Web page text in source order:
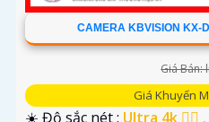
CAMERA KBVISION KX-
Giá Bán:
Giá Khuyến
☀️ Độ sắc nét : Ultra 4k 👍🏾 .